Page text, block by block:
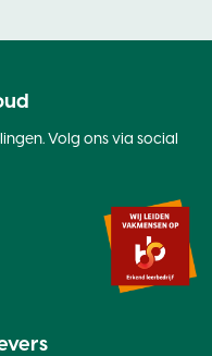
Volg ons via social